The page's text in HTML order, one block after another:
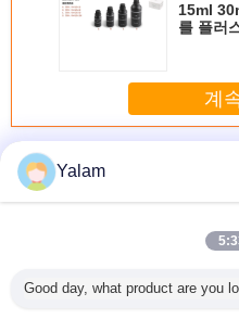
visual clarity is
correctly. The
No more eye
recommend taking
properly!""The
once you dial in the
during long
15ml
를 플러
계
더 많은 것
한 아
을 그리
투명한 스카이라이
트 상업적인 온실
아크릴
진열대
Yalam
Good day, what product are you